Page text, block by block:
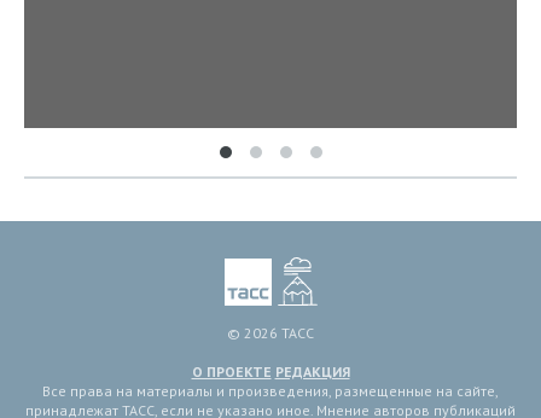
© 2026 ТАСС
О ПРОЕКТЕ РЕДАКЦИЯ
Все права на материалы и произведения, размещенные на сайте,
принадлежат ТАСС, если не указано иное. Мнение авторов публикаций